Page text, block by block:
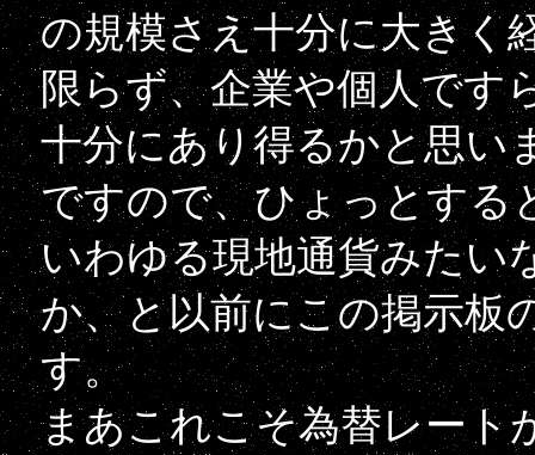
の規模さえ十分に大きく
限らず、企業や個人です
十分にあり得るかと思い
ですので、ひょっとする
いわゆる現地通貨みたい
か、と以前にこの掲示板
す。
まあこれこそ為替レート